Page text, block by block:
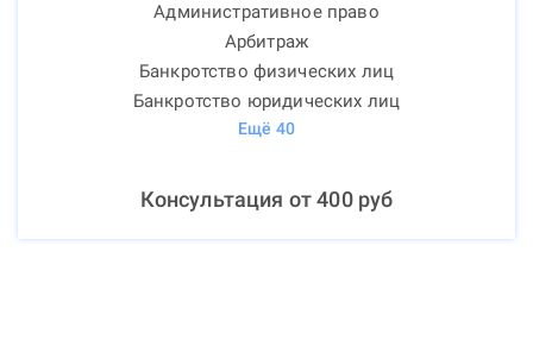
Административное право
Арбитраж
Банкротство физических лиц
Банкротство юридических лиц
Ещё 40
Консультация от400руб